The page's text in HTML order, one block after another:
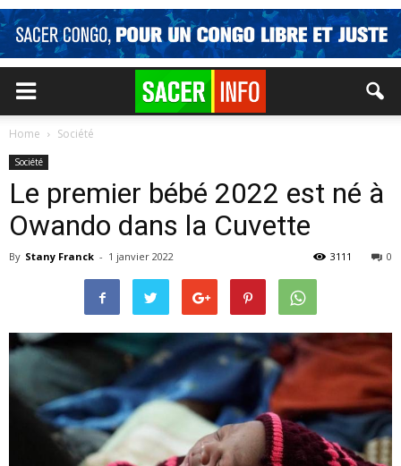
Home Société
Société
Le premier bébé 2022 est né à
Owando dans la Cuvette
By Stany Franck - 1 janvier 2022 0
3111